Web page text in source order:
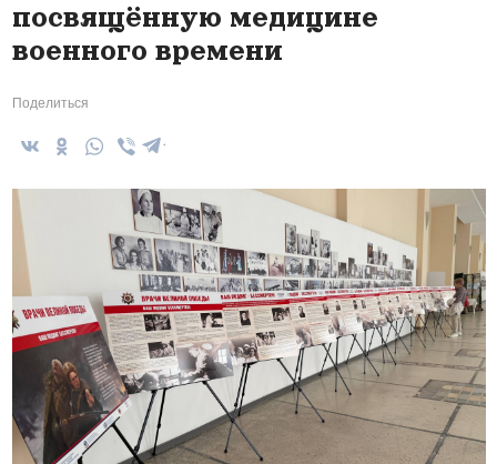
посвящённую медицине
военного времени
Поделиться